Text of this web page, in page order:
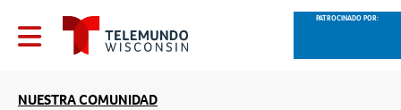
PATROCINADO POR:
NUESTRA COMUNIDAD